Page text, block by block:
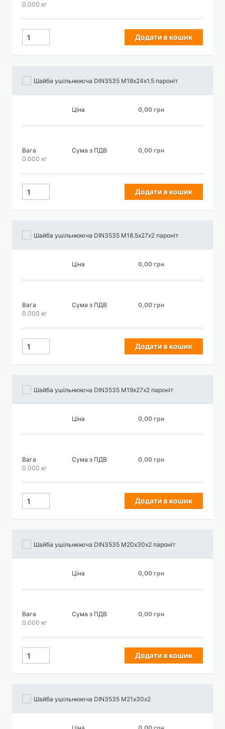
0.000 кг
Додати в кошик
Шайба ушільнююча DIN3535 М18х24х1.5 пароніт
Ціна 0,00 грн
Вага
0.000 кг
Сума з ПДВ 0,00 грн
Додати в кошик
Шайба ушільнююча DIN3535 М18.5х27х2 пароніт
Ціна 0,00 грн
Вага
0.000 кг
Сума з ПДВ 0,00 грн
Додати в кошик
Шайба ушільнююча DIN3535 М19х27х2 пароніт
Ціна 0,00 грн
Вага
0.000 кг
Сума з ПДВ 0,00 грн
Додати в кошик
Шайба ушільнююча DIN3535 М20х30х2 пароніт
Ціна 0,00 грн
Вага
0.000 кг
Сума з ПДВ 0,00 грн
Додати в кошик
Шайба ушільнююча DIN3535 М21х30х2